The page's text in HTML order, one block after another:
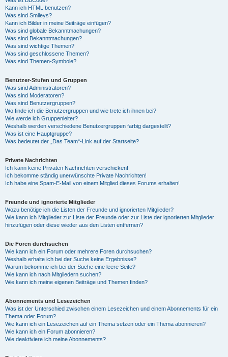
Kann ich HTML benutzen?
Was sind Smileys?
Kann ich Bilder in meine Beiträge einfügen?
Was sind globale Bekanntmachungen?
Was sind Bekanntmachungen?
Was sind wichtige Themen?
Was sind geschlossene Themen?
Was sind Themen-Symbole?
Benutzer-Stufen und Gruppen
Was sind Administratoren?
Was sind Moderatoren?
Was sind Benutzergruppen?
Wo finde ich die Benutzergruppen und wie trete ich ihnen bei?
Wie werde ich Gruppenleiter?
Weshalb werden verschiedene Benutzergruppen farbig dargestellt?
Was ist eine Hauptgruppe?
Was bedeutet der „Das Team“-Link auf der Startseite?
Private Nachrichten
Ich kann keine Privaten Nachrichten verschicken!
Ich bekomme ständig unerwünschte Private Nachrichten!
Ich habe eine Spam-E-Mail von einem Mitglied dieses Forums erhalten!
Freunde und ignorierte Mitglieder
Wozu benötige ich die Listen der Freunde und ignorierten Mitglieder?
Wie kann ich Mitglieder zur Liste der Freunde oder zur Liste der ignorierten Mitglieder
hinzufügen oder diese wieder aus den Listen entfernen?
Die Foren durchsuchen
Wie kann ich ein Forum oder mehrere Foren durchsuchen?
Weshalb erhalte ich bei der Suche keine Ergebnisse?
Warum bekomme ich bei der Suche eine leere Seite?
Wie kann ich nach Mitgliedern suchen?
Wie kann ich meine eigenen Beiträge und Themen finden?
Abonnements und Lesezeichen
Was ist der Unterschied zwischen einem Lesezeichen und einem Abonnements für ein
Thema oder Forum?
Wie kann ich ein Lesezeichen auf ein Thema setzen oder ein Thema abonnieren?
Wie kann ich ein Forum abonnieren?
Wie deaktiviere ich meine Abonnements?